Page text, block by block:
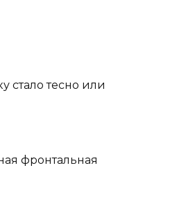
стало тесно или
фронтальная